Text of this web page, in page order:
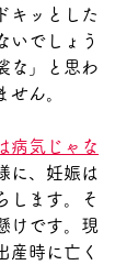
キッとした
いでしょう
な」と思わ
せん。
病気じゃな
に、妊娠は
します。そ
けです。現
産時に亡く